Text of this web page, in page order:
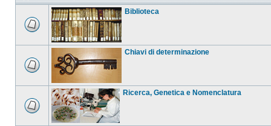
Biblioteca
Chiavi di determinazione
Ricerca, Genetica e Nomenclatura